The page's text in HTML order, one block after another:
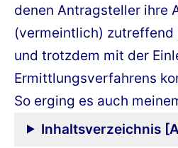
denen Antragsteller ihre
(vermeintlich) zutreffend
und trotzdem mit der
Ermittlungsverfahrens
So erging es auch
Inhaltsverzeichnis